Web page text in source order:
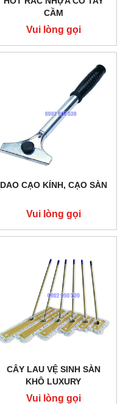
CẦM
Vui lòng gọi
DAO CẠO KÍNH, CẠO SÀN
Vui lòng gọi
CÂY LAU VỆ SINH SÀN
KHÔ LUXURY
Vui lòng gọi